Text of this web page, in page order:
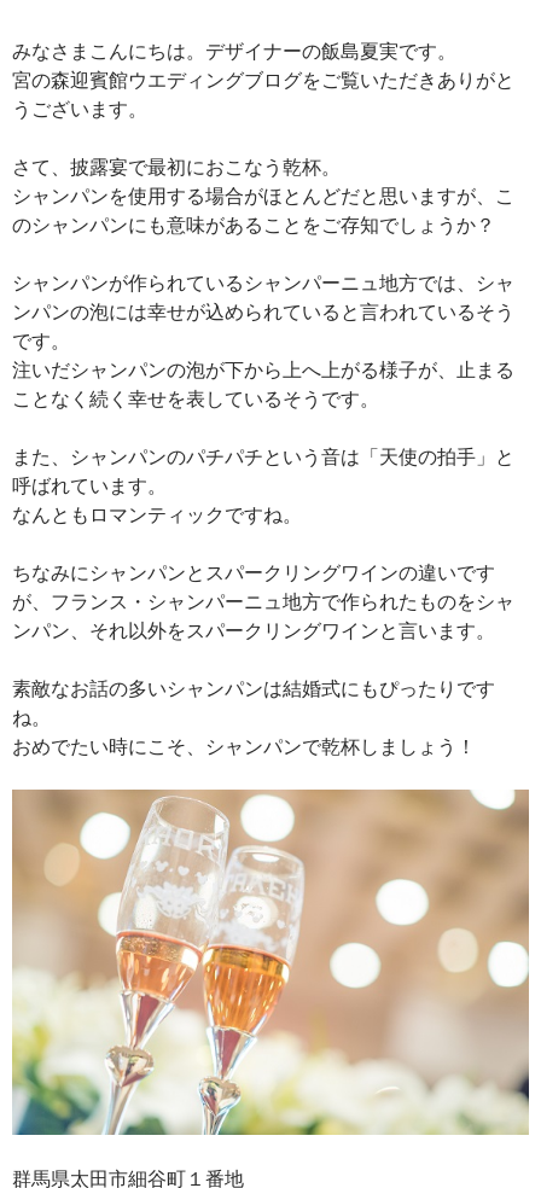
みなさまこんにちは。デザイナーの飯島夏実です。
宮の森迎賓館ウエディングブログをご覧いただきありがと
うございます。
さて、披露宴で最初におこなう乾杯。
シャンパンを使用する場合がほとんどだと思いますが、こ
のシャンパンにも意味があることをご存知でしょうか？
シャンパンが作られているシャンパーニュ地方では、シャ
ンパンの泡には幸せが込められていると言われているそう
です。
注いだシャンパンの泡が下から上へ上がる様子が、止まる
ことなく続く幸せを表しているそうです。
また、シャンパンのパチパチという音は「天使の拍手」と
呼ばれています。
なんともロマンティックですね。
ちなみにシャンパンとスパークリングワインの違いです
が、フランス・シャンパーニュ地方で作られたものをシャ
ンパン、それ以外をスパークリングワインと言います。
素敵なお話の多いシャンパンは結婚式にもぴったりです
ね。
おめでたい時にこそ、シャンパンで乾杯しましょう！
群馬県太田市細谷町１番地